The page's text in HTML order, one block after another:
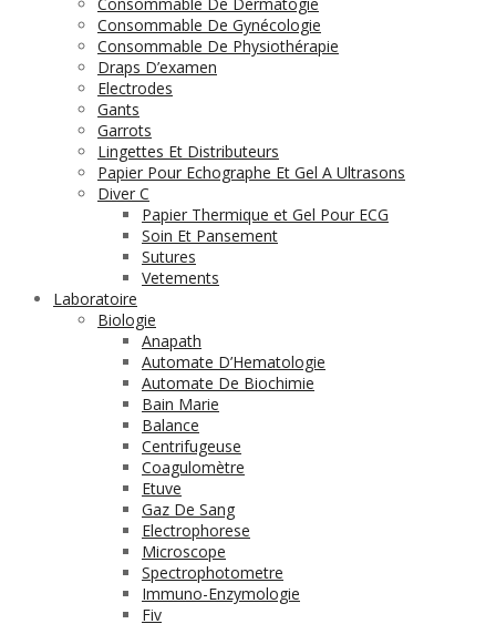
Consommable De Gynécologie
Consommable De Physiothérapie
Draps D’examen
Electrodes
Gants
Garrots
Lingettes Et Distributeurs
Papier Pour Echographe Et Gel A Ultrasons
Diver C
Papier Thermique et Gel Pour ECG
Soin Et Pansement
Sutures
Vetements
Laboratoire
Biologie
Anapath
Automate D’Hematologie
Automate De Biochimie
Bain Marie
Balance
Centrifugeuse
Coagulomètre
Etuve
Gaz De Sang
Electrophorese
Microscope
Spectrophotometre
Immuno-Enzymologie
Fiv